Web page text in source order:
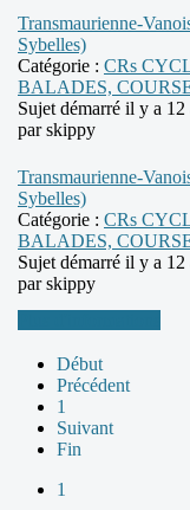
Transmaurienne-
Sybelles)
Catégorie : CRs
BALADES,
Sujet démarré il y a 12
parskippy
Transmaurienne-
Sybelles)
Catégorie : CRs
BALADES,
Sujet démarré il y a 12
parskippy
Début
Précédent
1
Suivant
Fin
1